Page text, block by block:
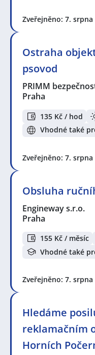
Zveřejněno: 7. srpna
Ostraha
psovod
PRIMM
Praha
135 Kč / hod
Vhodné také
Zveřejněno: 7. srpna
Obsluha
Engineway s.r.o.
Praha
155 Kč / měsíc
Vhodné také
Zveřejněno: 7. srpna
Hledáme
reklamačním
Horních